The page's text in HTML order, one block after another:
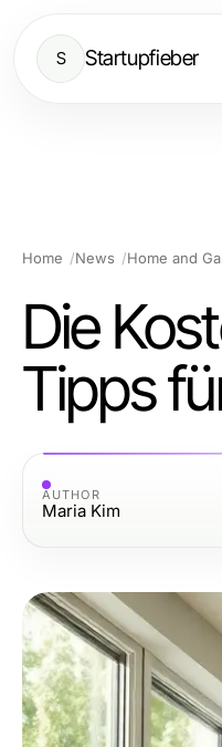
S Startupfieber
Home News Home and
Die
Tipps
AUTHOR
Maria Kim